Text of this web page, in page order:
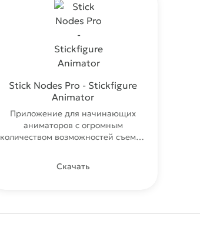
Stick Nodes Pro - Stickfigure
Animator
Приложение для начинающих
аниматоров с огромным
количеством возможностей съемки
Скачать